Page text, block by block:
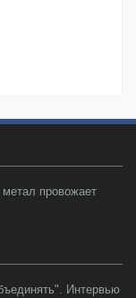
провожает
Интервью